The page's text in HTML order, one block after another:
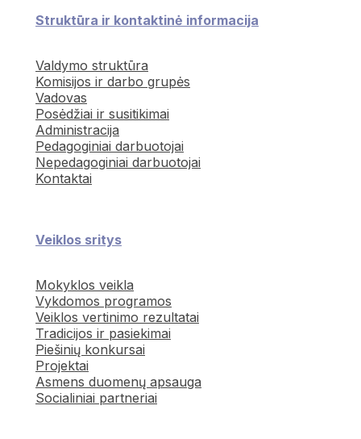
Struktūra ir kontaktinė informacija
Valdymo struktūra
Komisijos ir darbo grupės
Vadovas
Posėdžiai ir susitikimai
Administracija
Pedagoginiai darbuotojai
Nepedagoginiai darbuotojai
Kontaktai
Veiklos sritys
Mokyklos veikla
Vykdomos programos
Veiklos vertinimo rezultatai
Tradicijos ir pasiekimai
Piešinių konkursai
Projektai
Asmens duomenų apsauga
Socialiniai partneriai